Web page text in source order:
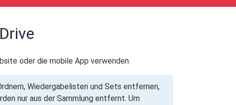
oder die mobile App verwenden.
Wiedergabelisten und Sets entfernen,
nur aus der Sammlung entfernt. Um